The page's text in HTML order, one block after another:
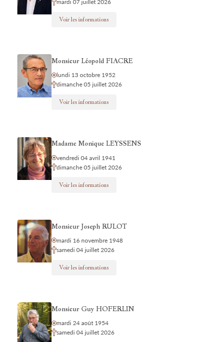
mardi 07 juillet 2026
Voir les informations
Monsieur Léopold FIACRE
lundi 13 octobre 1952
dimanche 05 juillet 2026
Voir les informations
Madame Monique LEYSSENS
vendredi 04 avril 1941
dimanche 05 juillet 2026
Voir les informations
Monsieur Joseph RULOT
mardi 16 novembre 1948
samedi 04 juillet 2026
Voir les informations
Monsieur Guy HOFERLIN
mardi 24 août 1954
samedi 04 juillet 2026